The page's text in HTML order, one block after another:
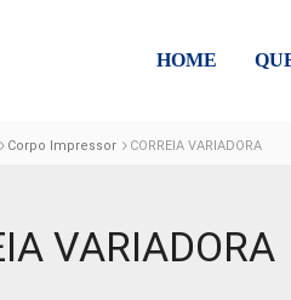
HOME
Corpo Impressor CORREIA VARIADORA
VARIADORA